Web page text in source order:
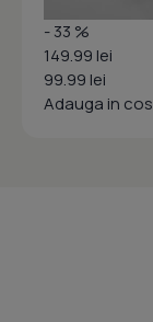
- 33 %
149.99 lei
99.99 lei
Adauga in cos